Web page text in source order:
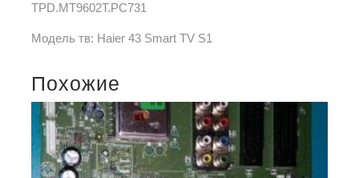
TPD.MT9602T.PC731
Модель тв: Haier 43 Smart TV S1
Похожие